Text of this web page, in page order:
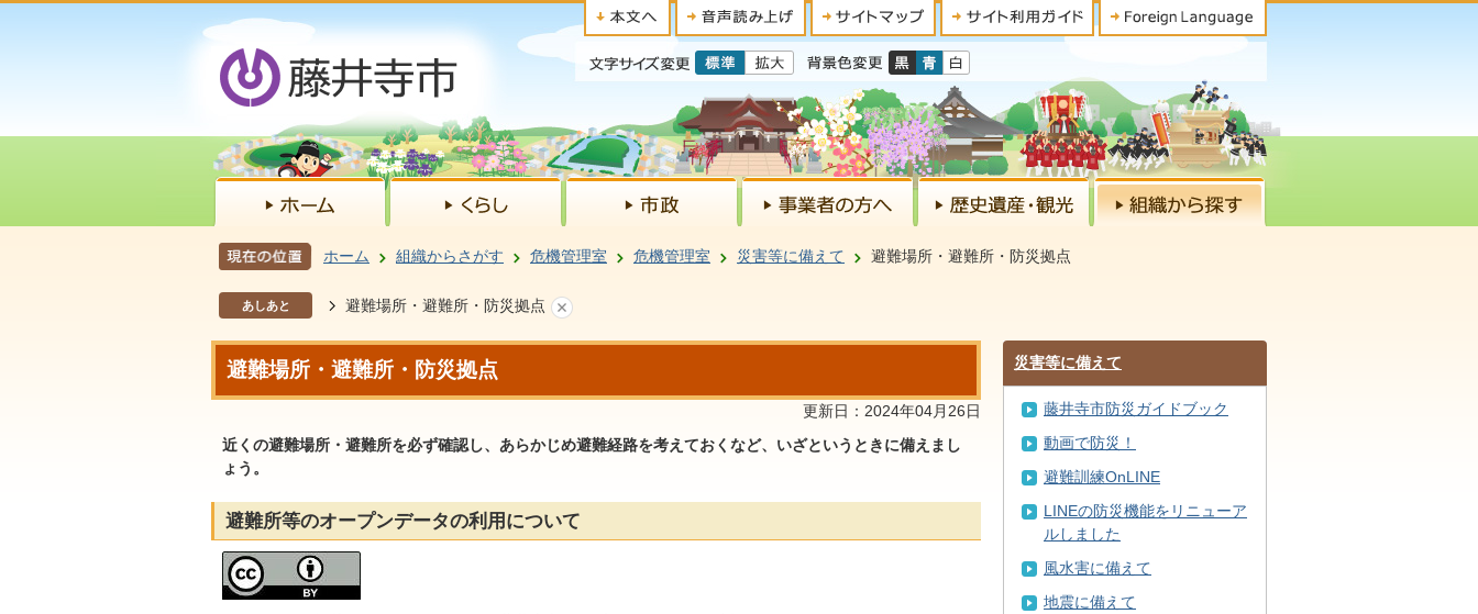
ホーム 組織からさがす 危機管理室 危機管理室 災害等に備えて 避難場所・避難所・防災拠点
あしあと 避難場所・避難所・防災拠点
避難場所・避難所・防災拠点
更新日：2024年04月26日
近くの避難場所・避難所を必ず確認し、あらかじめ避難経路を考えておくなど、いざというときに備えまし
ょう。
避難所等のオープンデータの利用について
災害等に備えて
藤井寺市防災ガイドブック
動画で防災！
避難訓練OnLINE
LINEの防災機能をリニューア
ルしました
風水害に備えて
地震に備えて